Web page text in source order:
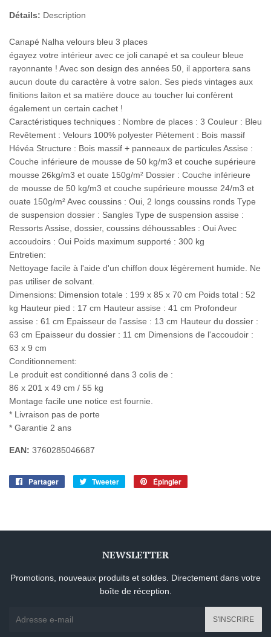
Détails: Description
Canapé Nalha velours bleu 3 places
égayez votre intérieur avec ce joli canapé et sa couleur bleue
rayonnante ! Avec son design des années 50, il apportera sans
aucun doute du caractère à votre salon. Ses pieds vintages aux
finitions laiton et sa matière douce au toucher lui confèrent
également un certain cachet !
Caractéristiques techniques : Nombre de places : 3 Couleur : Bleu
Revêtement : Velours 100% polyester Piètement : Bois massif
Hévéa Structure : Bois massif + panneaux de particules Assise :
Couche inférieure de mousse de 50 kg/m3 et couche supérieure
mousse 26kg/m3 et ouate 150g/m² Dossier : Couche inférieure
de mousse de 50 kg/m3 et couche supérieure mousse 24/m3 et
ouate 150g/m² Avec coussins : Oui, 2 longs coussins ronds Type
de suspension dossier : Sangles Type de suspension assise :
Ressorts Assise, dossier, coussins déhoussables : Oui Avec
accoudoirs : Oui Poids maximum supporté : 300 kg
Entretien:
Nettoyage facile à l'aide d'un chiffon doux légèrement humide. Ne
pas utiliser de solvant.
Dimensions: Dimension totale : 199 x 85 x 70 cm Poids total : 52
kg Hauteur pied : 17 cm Hauteur assise : 41 cm Profondeur
assise : 61 cm Epaisseur de l'assise : 13 cm Hauteur du dossier :
63 cm Epaisseur du dossier : 11 cm Dimensions de l'accoudoir :
63 x 9 cm
Conditionnement:
Le produit est conditionné dans 3 colis de :
86 x 201 x 49 cm / 55 kg
Montage facile une notice est fournie.
* Livraison pas de porte
* Garantie 2 ans
EAN: 3760285046687
Partager
PartagerTweeter
Tweeter
Épingler
NEWSLETTER
Promotions, nouveaux produits et soldes. Directement dans votre
boîte de réception.
S'INSCRIRE